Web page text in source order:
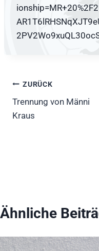
ZURÜCK
Trennung von Männi
Kraus
Ähnliche